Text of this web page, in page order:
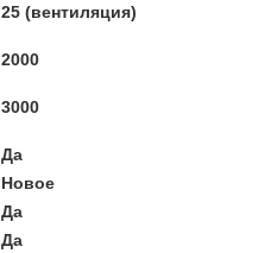
25 (вентиляция)
2000
3000
Да
Новое
Да
Да